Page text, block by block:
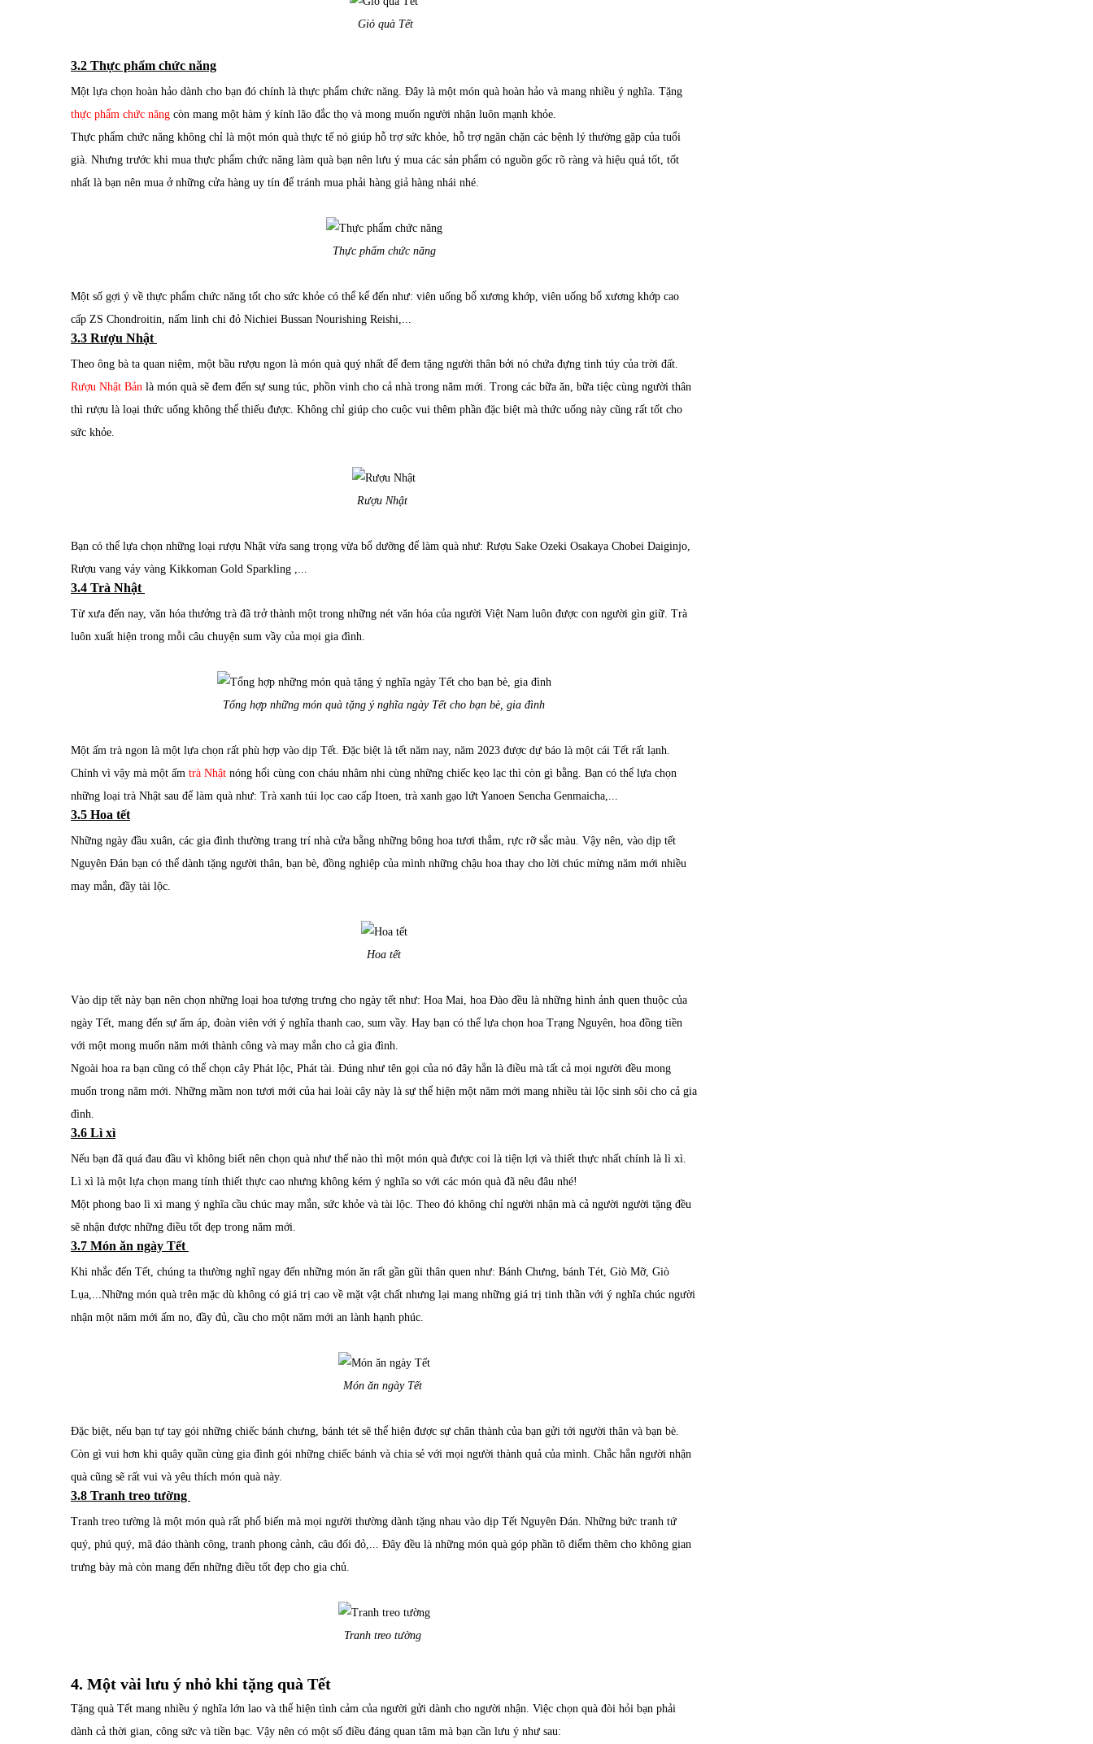
Giỏ quà Tết
3.2 Thực phẩm chức năng
Một lựa chọn hoàn hảo dành cho bạn đó chính là thực phẩm chức năng. Đây là một món quà hoàn hảo và mang nhiều ý nghĩa. Tặng
thực phẩm chức năng còn mang một hàm ý kính lão đắc thọ và mong muốn người nhận luôn mạnh khỏe.
Thực phẩm chức năng không chỉ là một món quà thực tế nó giúp hỗ trợ sức khỏe, hỗ trợ ngăn chặn các bệnh lý thường gặp của tuổi
già. Nhưng trước khi mua thực phẩm chức năng làm quà bạn nên lưu ý mua các sản phẩm có nguồn gốc rõ ràng và hiệu quả tốt, tốt
nhất là bạn nên mua ở những cửa hàng uy tín để tránh mua phải hàng giả hàng nhái nhé.
Thực phẩm chức năng
Một số gợi ý về thực phẩm chức năng tốt cho sức khỏe có thể kể đến như: viên uống bổ xương khớp, viên uống bổ xương khớp cao
cấp ZS Chondroitin, nấm linh chi đỏ Nichiei Bussan Nourishing Reishi,...
3.3 Rượu Nhật
Theo ông bà ta quan niệm, một bầu rượu ngon là món quà quý nhất để đem tặng người thân bởi nó chứa đựng tinh túy của trời đất.
Rượu Nhật Bản là món quà sẽ đem đến sự sung túc, phồn vinh cho cả nhà trong năm mới. Trong các bữa ăn, bữa tiệc cùng người thân
thì rượu là loại thức uống không thể thiếu được. Không chỉ giúp cho cuộc vui thêm phần đặc biệt mà thức uống này cũng rất tốt cho
sức khỏe.
Rượu Nhật
Bạn có thể lựa chọn những loại rượu Nhật vừa sang trọng vừa bổ dưỡng để làm quà như: Rượu Sake Ozeki Osakaya Chobei Daiginjo,
Rượu vang vảy vàng Kikkoman Gold Sparkling ,...
3.4 Trà Nhật
Từ xưa đến nay, văn hóa thưởng trà đã trở thành một trong những nét văn hóa của người Việt Nam luôn được con người gìn giữ. Trà
luôn xuất hiện trong mỗi câu chuyện sum vầy của mọi gia đình.
Tổng hợp những món quà tặng ý nghĩa ngày Tết cho bạn bè, gia đình
Một ấm trà ngon là một lựa chọn rất phù hợp vào dịp Tết. Đặc biệt là tết năm nay, năm 2023 được dự báo là một cái Tết rất lạnh.
Chính vì vậy mà một ấm trà Nhật nóng hổi cùng con cháu nhâm nhi cùng những chiếc kẹo lạc thì còn gì bằng. Bạn có thể lựa chọn
những loại trà Nhật sau để làm quà như: Trà xanh túi lọc cao cấp Itoen, trà xanh gạo lứt Yanoen Sencha Genmaicha,...
3.5 Hoa tết
Những ngày đầu xuân, các gia đình thường trang trí nhà cửa bằng những bông hoa tươi thắm, rực rỡ sắc màu. Vậy nên, vào dịp tết
Nguyên Đán bạn có thể dành tặng người thân, bạn bè, đồng nghiệp của mình những chậu hoa thay cho lời chúc mừng năm mới nhiều
may mắn, đầy tài lộc.
Hoa tết
Vào dịp tết này bạn nên chọn những loại hoa tượng trưng cho ngày tết như: Hoa Mai, hoa Đào đều là những hình ảnh quen thuộc của
ngày Tết, mang đến sự ấm áp, đoàn viên với ý nghĩa thanh cao, sum vầy. Hay bạn có thể lựa chọn hoa Trạng Nguyên, hoa đồng tiền
với một mong muốn năm mới thành công và may mắn cho cả gia đình.
Ngoài hoa ra bạn cũng có thể chọn cây Phát lộc, Phát tài. Đúng như tên gọi của nó đây hẳn là điều mà tất cả mọi người đều mong
muốn trong năm mới. Những mầm non tươi mới của hai loài cây này là sự thể hiện một năm mới mang nhiều tài lộc sinh sôi cho cả gia
đình.
3.6 Lì xì
Nếu bạn đã quá đau đầu vì không biết nên chọn quà như thế nào thì một món quà được coi là tiện lợi và thiết thực nhất chính là lì xì.
Lì xì là một lựa chọn mang tính thiết thực cao nhưng không kém ý nghĩa so với các món quà đã nêu đâu nhé!
Một phong bao lì xì mang ý nghĩa cầu chúc may mắn, sức khỏe và tài lộc. Theo đó không chỉ người nhận mà cả người người tặng đều
sẽ nhận được những điều tốt đẹp trong năm mới.
3.7 Món ăn ngày Tết
Khi nhắc đến Tết, chúng ta thường nghĩ ngay đến những món ăn rất gần gũi thân quen như: Bánh Chưng, bánh Tét, Giò Mỡ, Giò
Lụa,...Những món quà trên mặc dù không có giá trị cao về mặt vật chất nhưng lại mang những giá trị tinh thần với ý nghĩa chúc người
nhận một năm mới ấm no, đầy đủ, cầu cho một năm mới an lành hạnh phúc.
Món ăn ngày Tết
Đặc biệt, nếu bạn tự tay gói những chiếc bánh chưng, bánh tét sẽ thể hiện được sự chân thành của bạn gửi tới người thân và bạn bè.
Còn gì vui hơn khi quây quần cùng gia đình gói những chiếc bánh và chia sẻ với mọi người thành quả của mình. Chắc hẳn người nhận
quà cũng sẽ rất vui và yêu thích món quà này.
3.8 Tranh treo tường
Tranh treo tường là một món quà rất phổ biến mà mọi người thường dành tặng nhau vào dịp Tết Nguyên Đán. Những bức tranh tứ
quý, phú quý, mã đáo thành công, tranh phong cảnh, câu đối đỏ,... Đây đều là những món quà góp phần tô điểm thêm cho không gian
trưng bày mà còn mang đến những điều tốt đẹp cho gia chủ.
Tranh treo tường
4. Một vài lưu ý nhỏ khi tặng quà Tết
Tặng quà Tết mang nhiều ý nghĩa lớn lao và thể hiện tình cảm của người gửi dành cho người nhận. Việc chọn quà đòi hỏi bạn phải
dành cả thời gian, công sức và tiền bạc. Vậy nên có một số điều đáng quan tâm mà bạn cần lưu ý như sau: